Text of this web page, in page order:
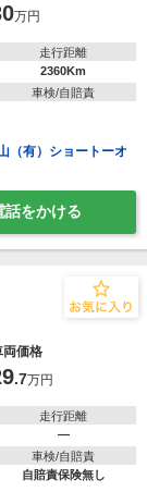
万円
走行距離
2360Km
車検/自賠責
（有）ショートーオ
話をかける
両価格
.7万円
走行距離
―
車検/自賠責
自賠責保険無し